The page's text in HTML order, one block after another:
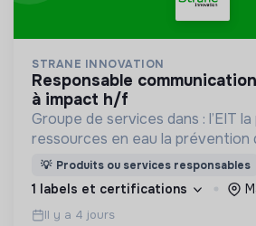
STRANE INNOVATION
responsable communication et marketing
à impact h/f
Groupe de services dans : l’EIT
ressources en eau la prévention des inondations
l’agriculture durable et les
terrestres les sciences cognitives
💡 Produits ou services responsables
1 labels et certifications
Il y a 4 jours